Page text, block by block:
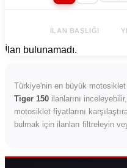
İLAN BAŞLIĞI
İlan bulunamadı.
Türkiye'nin en büyük motosiklet
Tiger 150 ilanlarını
motosiklet fiyatlarını
bulmak için ilanları filtreleyin